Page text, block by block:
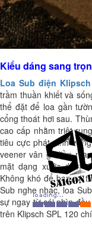
Kiểu dáng sang
Loa Sub điện Klipsch
trầm thuần khiết và
thể đặt để loa gần
cổng thoát hơi sau.
cao cấp nhằm triệt
tiêu cực phát sinh
veener vân gỗ liền
mặt dạng xước dăm
Không khó để bạn có
Sub nghe nhạc, loa
sự ngay từ cái nhìn
trên Klipsch SPL 120